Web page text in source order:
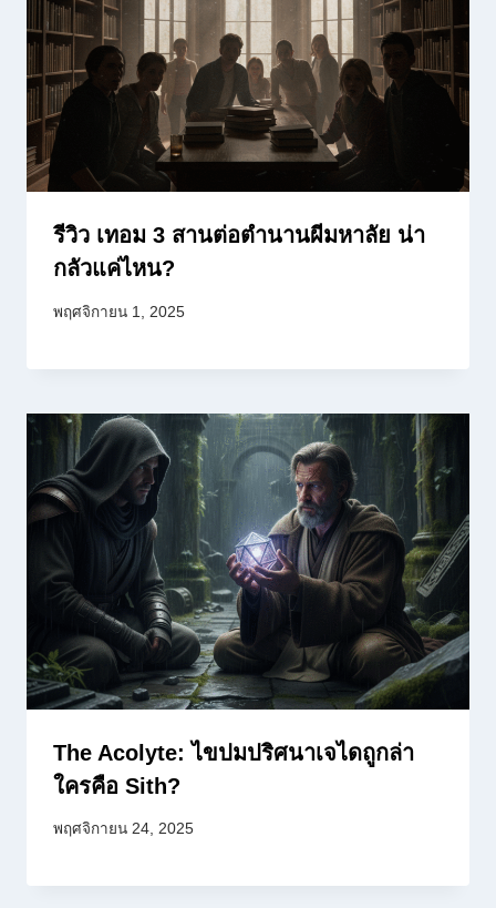
รีวิว เทอม 3 สานต่อตำนานผีมหาลัย น่า
กลัวแค่ไหน?
พฤศจิกายน 1, 2025
The Acolyte: ไขปมปริศนาเจไดถูกล่า
ใครคือ Sith?
พฤศจิกายน 24, 2025